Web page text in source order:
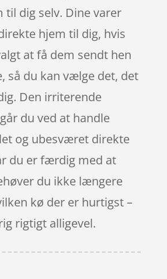
til dig selv. Dine varer
hjem til dig, hvis
at få dem sendt hen
så du kan vælge det, det
Den irriterende
du ved at handle
og ubesværet direkte
du er færdig med at
du ikke længere
kø der er hurtigst –
rigtigt alligevel.